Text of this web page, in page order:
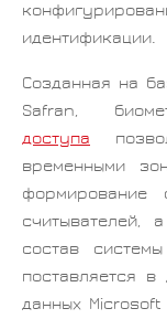
идентификации.
Созданная на
Safran,
доступа
временными
формирование
считывателей,
состав
поставляется
данных